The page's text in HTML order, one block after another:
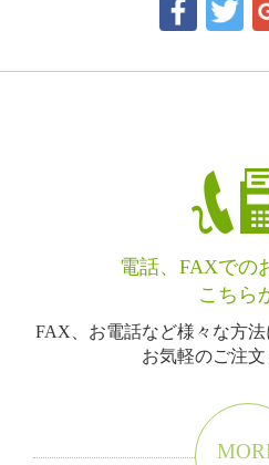
電話、FAXでの
こちら
FAX、お電話など様々な方法
お気軽のご注文